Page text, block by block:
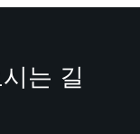
는 길